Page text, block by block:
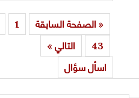
« الصفحة السابقة 1
43
التالي »
اسأل سؤال